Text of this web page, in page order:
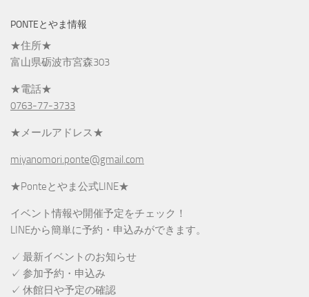
PONTEとやま情報
★住所★
富山県砺波市宮森303
★電話★
0763-77-3733
★メールアドレス★
miyanomori.ponte@gmail.com
★Ponteとやま公式LINE★
イベント情報や開催予定をチェック！
LINEから簡単に予約・申込みができます。
✓ 最新イベントのお知らせ
✓ 参加予約・申込み
✓ 休館日や予定の確認